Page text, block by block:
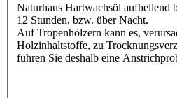
Naturhaus Hartwachsöl aufhellend
12 Stunden, bzw. über Nacht.
Auf Tropenhölzern kann es,
Holzinhaltstoffe, zu
führen Sie deshalb eine